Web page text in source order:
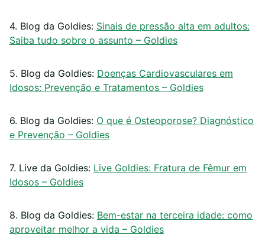
4. Blog da Goldies: Sinais de pressão alta em adultos:
Saiba tudo sobre o assunto – Goldies
5. Blog da Goldies: Doenças Cardiovasculares em
Idosos: Prevenção e Tratamentos – Goldies
6. Blog da Goldies: O que é Osteoporose? Diagnóstico
e Prevenção – Goldies
7. Live da Goldies: Live Goldies: Fratura de Fêmur em
Idosos – Goldies
8. Blog da Goldies: Bem-estar na terceira idade: como
aproveitar melhor a vida – Goldies